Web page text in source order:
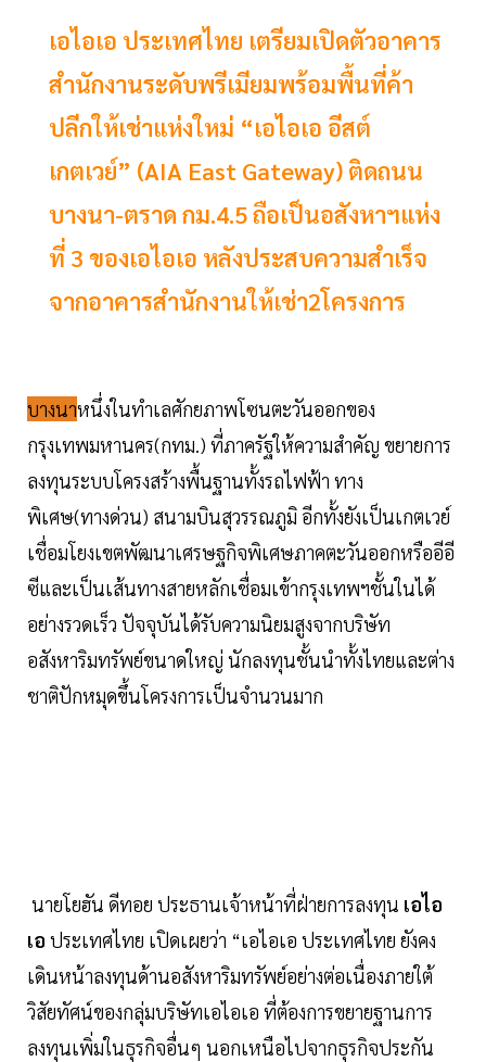
เอไอเอ ประเทศไทย เตรียมเปิดตัวอาคาร
สำนักงานระดับพรีเมียมพร้อมพื้นที่ค้า
ปลีกให้เช่าแห่งใหม่ “เอไอเอ อีสต์
เกตเวย์” (AIA East Gateway) ติดถนน
บางนา-ตราด กม.4.5 ถือเป็นอสังหาฯแห่ง
ที่ 3 ของเอไอเอ หลังประสบความสำเร็จ
จากอาคารสำนักงานให้เช่า2โครงการ
บางนาหนึ่งในทำเลศักยภาพโซนตะวันออกของ
กรุงเทพมหานคร(กทม.) ที่ภาครัฐให้ความสำคัญ ขยายการ
ลงทุนระบบโครงสร้างพื้นฐานทั้งรถไฟฟ้า ทาง
พิเศษ(ทางด่วน) สนามบินสุวรรณภูมิ อีกทั้งยังเป็นเกตเวย์
เชื่อมโยงเขตพัฒนาเศรษฐกิจพิเศษภาคตะวันออกหรืออีอี
ซีและเป็นเส้นทางสายหลักเชื่อมเข้ากรุงเทพฯชั้นในได้
อย่างรวดเร็ว ปัจจุบันได้รับความนิยมสูงจากบริษัท
อสังหาริมทรัพย์ขนาดใหญ่ นักลงทุนชั้นนำทั้งไทยและต่าง
ชาติปักหมุดขึ้นโครงการเป็นจำนวนมาก
นายโยฮัน ดีทอย ประธานเจ้าหน้าที่ฝ่ายการลงทุน เอไอ
เอ ประเทศไทย เปิดเผยว่า “เอไอเอ ประเทศไทย ยังคง
เดินหน้าลงทุนด้านอสังหาริมทรัพย์อย่างต่อเนื่องภายใต้
วิสัยทัศน์ของกลุ่มบริษัทเอไอเอ ที่ต้องการขยายฐานการ
ลงทุนเพิ่มในธุรกิจอื่นๆ นอกเหนือไปจากธุรกิจประกัน